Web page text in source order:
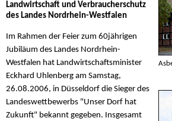
Landwirtschaft und Verbraucherschutz
des Landes Nordrhein-Westfalen
Im Rahmen der Feier zum 60jährigen
Jubiläum des Landes Nordrhein-
Westfalen hat Landwirtschaftsminister
Eckhard Uhlenberg am Samstag,
26.08.2006, in Düsseldorf die Sieger des
Landeswettbewerbs "Unser Dorf hat
Zukunft" bekannt gegeben. Insgesamt